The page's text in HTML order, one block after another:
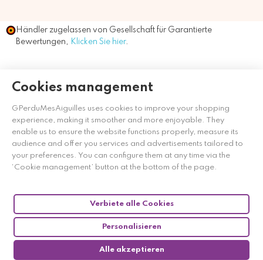
Cookies management
GPerduMesAiguilles uses cookies to improve your shopping
experience, making it smoother and more enjoyable. They
enable us to ensure the website functions properly, measure its
audience and offer you services and advertisements tailored to
your preferences. You can configure them at any time via the
‘Cookie management’ button at the bottom of the page.
Alle akzeptieren
Verbiete alle Cookies
Personalisieren
Händler zugelassen von Gesellschaft für Garantierte
Bewertungen, Klicken Sie hier.